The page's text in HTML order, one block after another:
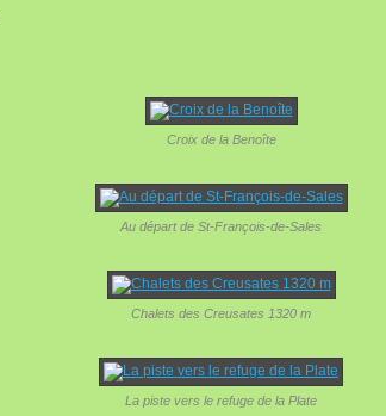
Croix de la Benoîte
Au départ de St-François-de-Sales
Chalets des Creusates 1320 m
La piste vers le refuge de la Plate